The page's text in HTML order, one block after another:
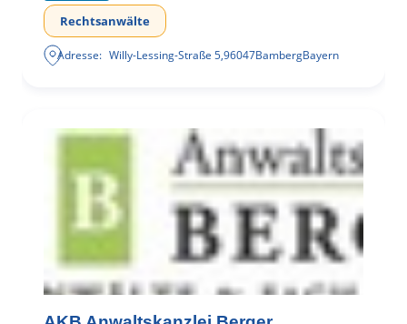
Rechtsanwälte
Adresse: Willy-Lessing-Straße 5,96047BambergBayern